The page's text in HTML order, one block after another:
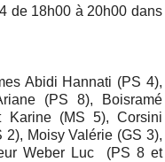
de 18h00 à 20h00 dans
Abidi Hannati (PS 4),
(PS 8), Boisramé
(MS 5), Corsini
Moisy Valérie (GS 3),
Weber Luc
(PS 8 et